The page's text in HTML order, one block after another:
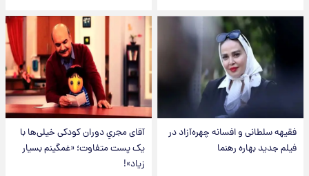
فقیهه سلطانی و افسانه چهره‌آزاد در
فیلم جدید بهاره رهنما
آقای مجریِ دوران کودکی خیلی‌ها با
یک پست متفاوت؛ «غمگینم بسیار
زیاد»!